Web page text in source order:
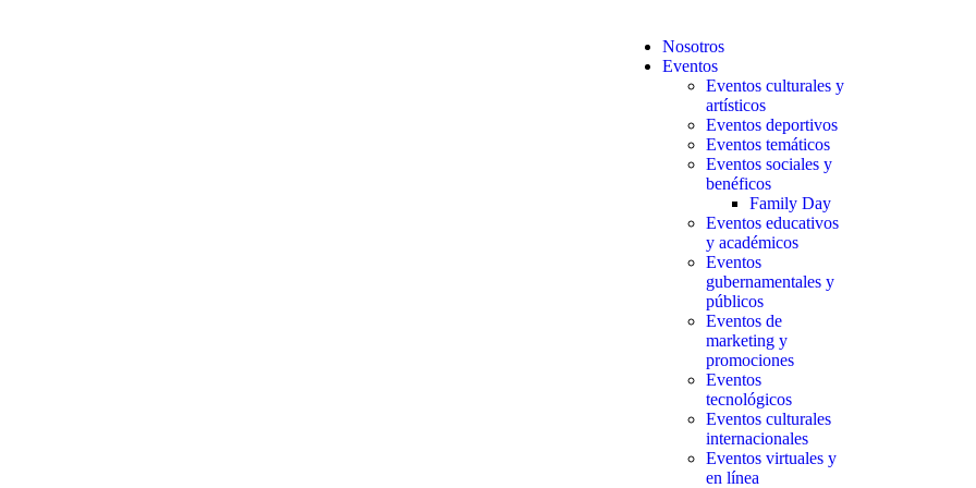
Nosotros
Eventos
Eventos culturales y
artísticos
Eventos deportivos
Eventos temáticos
Eventos sociales y
benéficos
Family Day
Eventos educativos
y académicos
Eventos
gubernamentales y
públicos
Eventos de
marketing y
promociones
Eventos
tecnológicos
Eventos culturales
internacionales
Eventos virtuales y
en línea